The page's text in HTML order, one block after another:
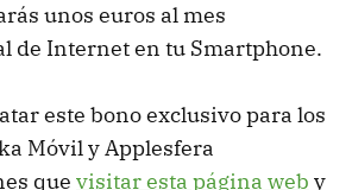
unos euros al mes
de Internet en tu Smartphone.
este bono exclusivo para los
Móvil y Applesfera
que visitar esta página web y